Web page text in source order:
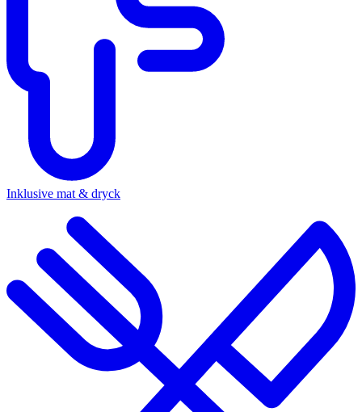
Inklusive mat & dryck